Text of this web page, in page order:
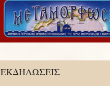
ΕΚΔΗΛΩΣΕΙΣ